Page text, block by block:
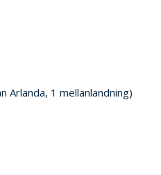
Arlanda, 1 mellanlandning)